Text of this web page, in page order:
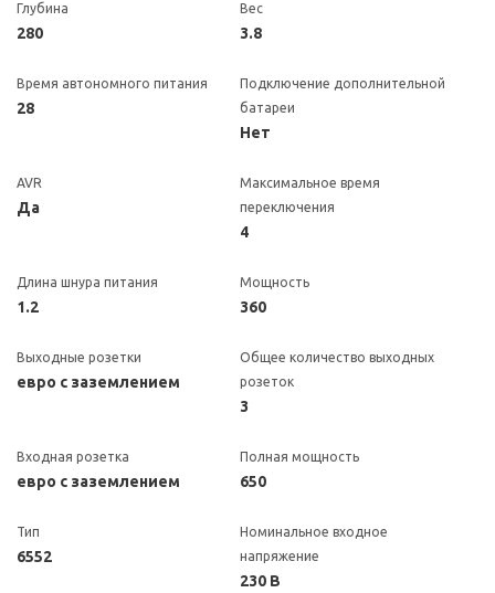
Глубина
280
Вес
3.8
Время автономного питания
28
Подключение дополнительной
батареи
Нет
AVR
Да
Максимальное время
переключения
4
Длина шнура питания
1.2
Мощность
360
Выходные розетки
евро с заземлением
Общее количество выходных
розеток
3
Входная розетка
евро с заземлением
Полная мощность
650
Тип
6552
Номинальное входное
напряжение
230 В